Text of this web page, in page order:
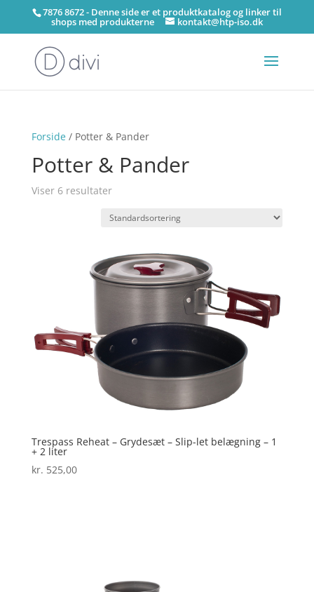
7876 8672 - Denne side er et produktkatalog og linker til
shops med produkterne kontakt@htp-iso.dk
Forside/ Potter & Pander
Potter & Pander
Viser 6 resultater
Trespass Reheat – Grydesæt – Slip-let belægning – 1
+ 2 liter
kr. 525,00